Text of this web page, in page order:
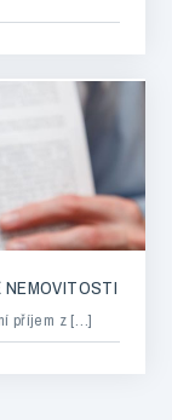
NEMOVITOSTI
příjem z […]